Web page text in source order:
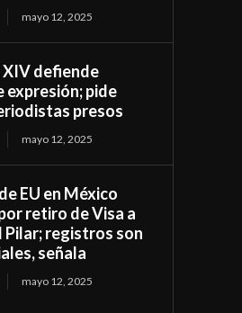
mayo 12, 2025
XIV defiende
expresión; pide
presos
mayo 12, 2025
EU en México
retiro de Visa a
Pilar; registros son
señala
mayo 12, 2025